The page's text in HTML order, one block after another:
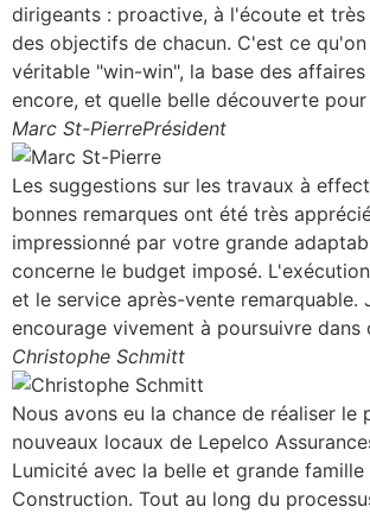
dirigeants : proactive, à l'écoute et très
des objectifs de chacun. C'est ce
véritable "win-win", la base des
encore, et quelle belle découverte pour
Marc St-PierrePrésident
Les suggestions sur les travaux à
bonnes remarques ont été très
impressionné par votre grande
concerne le budget imposé.
et le service après-vente remarquable.
encourage vivement à poursuivre dans
Christophe Schmitt
Nous avons eu la chance de réaliser le
nouveaux locaux de Lepelco
Lumicité avec la belle et grande
Construction. Tout au long du